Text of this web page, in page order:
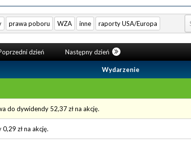
prawa poboru WZA inne raporty USA/Europa
dzień Następny dzień
Wydarzenie
do dywidendy 52,37 zł na akcję.
zł na akcję.